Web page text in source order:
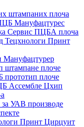
штампаних плоча
Мануфацтурес
Сервис ПЦБА плоча
Тецхнологи Принт
штампане плоче
прототип плоче
Ассембле Цхип
УАВ производе
Принт Цирцуит